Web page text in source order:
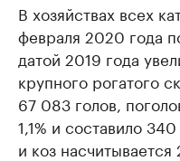
В хозяйствах всех
февраля 2020 года
датой 2019 года
крупного рогатого
67 083 голов,
1,1% и составило
и коз